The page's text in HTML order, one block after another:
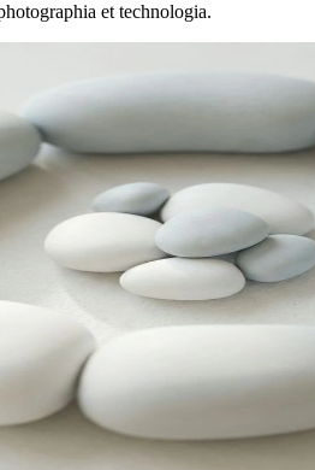
et technologia.